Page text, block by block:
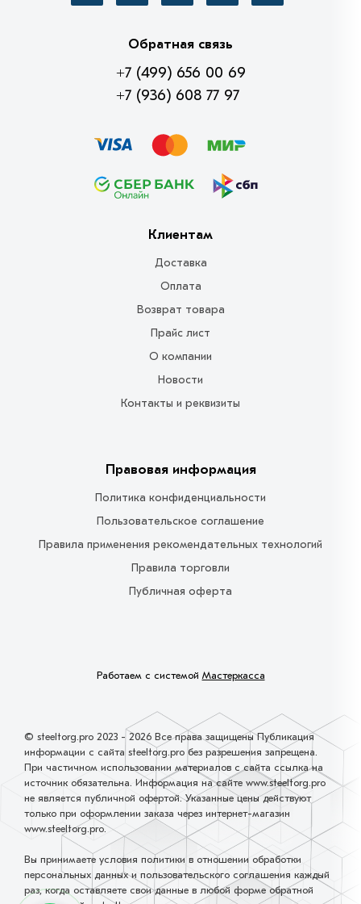
Обратная связь
+7 (499) 656 00 69
+7 (936) 608 77 97
Клиентам
Доставка
Оплата
Возврат товара
Прайс лист
О компании
Новости
Контакты и реквизиты
Правовая информация
Политика конфиденциальности
Пользовательское соглашение
Правила применения рекомендательных технологий
Правила торговли
Публичная оферта
Работаем с системой Мастеркасса
© steeltorg.pro 2023 - 2026 Все права защищены Публикация
информации с сайта steeltorg.pro без разрешения запрещена.
При частичном использовании материалов с сайта ссылка на
источник обязательна. Информация на сайте www.steeltorg.pro
не является публичной офертой. Указанные цены действуют
только при оформлении заказа через интернет-магазин
www.steeltorg.pro.
Вы принимаете условия политики в отношении обработки
персональных данных и пользовательского соглашения каждый
раз, когда оставляете свои данные в любой форме обратной